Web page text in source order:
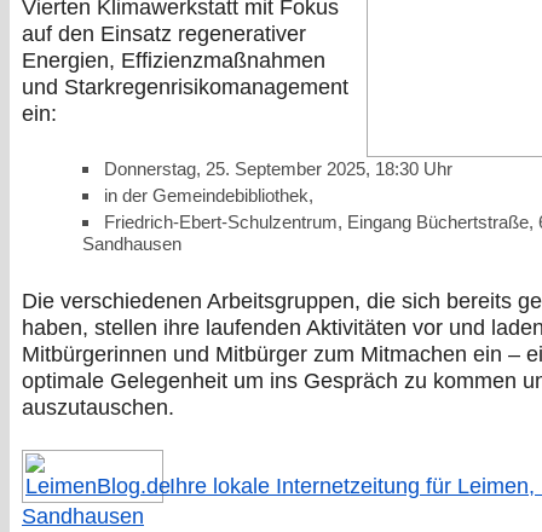
Vierten Klimawerkstatt mit Fokus
auf den Einsatz regenerativer
Energien, Effizienzmaßnahmen
und Starkregenrisikomanagement
ein:
Donnerstag, 25. September 2025, 18:30 Uhr
in der Gemeindebibliothek,
Friedrich-Ebert-Schulzentrum, Eingang Büchertstraße,
Sandhausen
Die verschiedenen Arbeitsgruppen, die sich bereits
haben, stellen ihre laufenden Aktivitäten vor und
Mitbürgerinnen und Mitbürger zum Mitmachen ein –
optimale Gelegenheit um ins Gespräch zu kommen
auszutauschen.
Ihre lokale Internetzeitung für Leimen,
Sandhausen